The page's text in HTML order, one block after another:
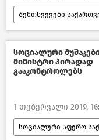
შემთხვევები
შემთხვევები
საქართველო
სოციალური
მინისტრი პირადად
გააკონტროლებს
1 თებერვალი 2019,
სოციალური სფერო